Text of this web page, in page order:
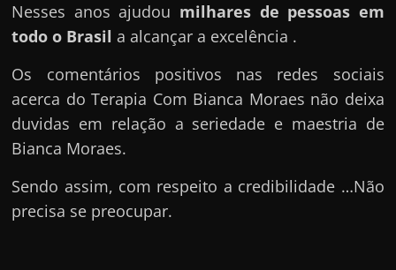
Nesses anos ajudou milhares de pessoas em
todo o Brasil a alcançar a excelência .
Os comentários positivos nas redes sociais
acerca do Terapia Com Bianca Moraes não deixa
duvidas em relação a seriedade e maestria de
Bianca Moraes.
Sendo assim, com respeito a credibilidade …Não
precisa se preocupar.